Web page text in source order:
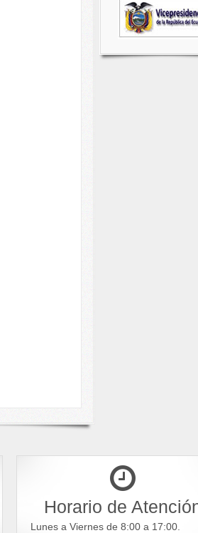
Horario de
Lunes a Viernes de 8:00 a